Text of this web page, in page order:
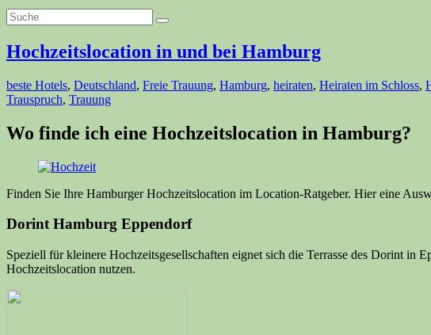
Hochzeitslocation in und bei Hamburg
beste Hotels, Deutschland, Freie Trauung, Hamburg, heiraten, Heiraten im Schloss,
Trauspruch, Trauung
Wo finde ich eine Hochzeitslocation in Hamburg?
Finden Sie Ihre Hamburger Hochzeitslocation im Location-Ratgeber. Hier eine
Dorint Hamburg Eppendorf
Speziell für kleinere Hochzeitsgesellschaften eignet sich die Terrasse des Dorint in
Hochzeitslocation nutzen.